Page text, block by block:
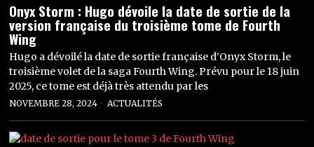
Onyx Storm : Hugo dévoile la date de sortie de la
version française du troisième tome de Fourth
Wing
Hugo a dévoilé la date de sortie française d’Onyx Storm, le
troisième volet de la saga Fourth Wing. Prévu pour le 18 juin
2025, ce tome est déjà très attendu par les
NOVEMBRE 28, 2024 ACTUALITÉS